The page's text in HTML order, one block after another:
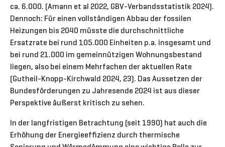
ca. 6.000. (Amann et al 2022, GBV-Verbandsstatistik 2024).
Dennoch: Für einen vollständigen Abbau der fossilen
Heizungen bis 2040 müsste die durchschnittliche
Ersatzrate bei rund 105.000 Einheiten p.a. insgesamt und
bei rund 21.000 im gemeinnützigen Wohnungsbestand
liegen, also bei einem Mehrfachen der aktuellen Rate
(Gutheil-Knopp-Kirchwald 2024, 23). Das Aussetzen der
Bundesförderungen zu Jahresende 2024 ist aus dieser
Perspektive äußerst kritisch zu sehen.
In der langfristigen Betrachtung (seit 1990) hat auch die
Erhöhung der Energieeffizienz durch thermische